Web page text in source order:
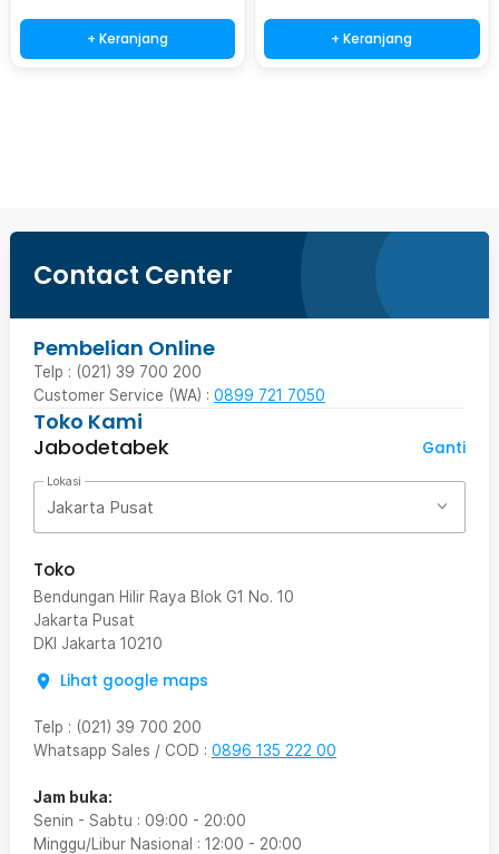
+ Keranjang + Keranjang
Contact Center
Pembelian Online
Telp : (021) 39 700 200
Customer Service (WA) : 0899 721 7050
Toko Kami
Jabodetabek
Ganti
Lokasi
Jakarta Pusat
Toko
Bendungan Hilir Raya Blok G1 No. 10
Jakarta Pusat
DKI Jakarta 10210
Lihat google maps
Telp : (021) 39 700 200
Whatsapp Sales / COD : 0896 135 222 00
Jam buka:
Senin - Sabtu : 09:00 - 20:00
Minggu/Libur Nasional : 12:00 - 20:00